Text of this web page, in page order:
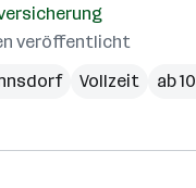
veröffentlicht
Vollzeit ab